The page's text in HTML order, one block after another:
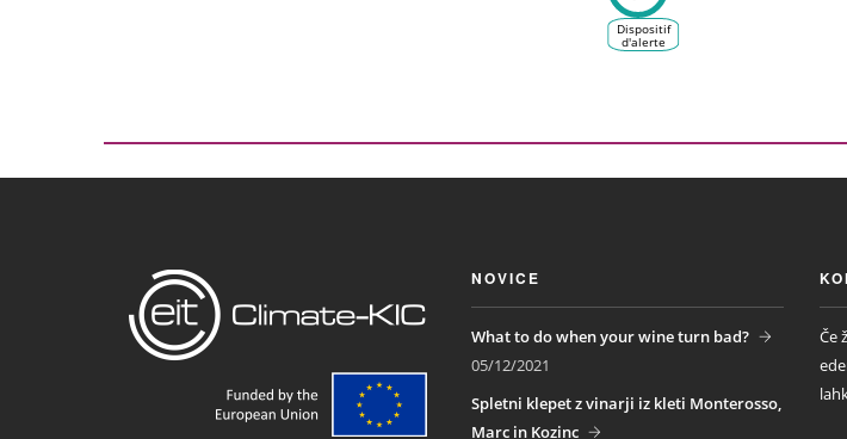
changement
de météo
Occitanie
Dispositif
d'alerte
NOVICE
What to do when your wine turn bad?
05/12/2021
Spletni klepet z vinarji iz kleti Monterosso,
Marc in Kozinc
Če